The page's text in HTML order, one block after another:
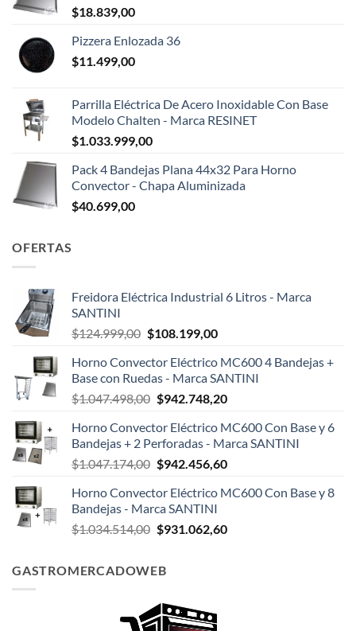
$18.839,00
Pizzera Enlozada 36
$11.499,00
Parrilla Eléctrica De Acero Inoxidable Con Base
Modelo Chalten - Marca RESINET
$1.033.999,00
Pack 4 Bandejas Plana 44x32 Para Horno
Convector - Chapa Aluminizada
$40.699,00
OFERTAS
Freidora Eléctrica Industrial 6 Litros - Marca
SANTINI
$124.999,00 El
original
era:
$124.999,00.
$108.199,00El
actual
es:
$108.199,00.
Horno Convector Eléctrico MC600 4 Bandejas +
Base con Ruedas - Marca SANTINI
$1.047.498,00 El
original
era:
$1.047.498,00.
$942.748,20El
actual
es:
$942.748,20.
Horno Convector Eléctrico MC600 Con Base y 6
Bandejas + 2 Perforadas - Marca SANTINI
$1.047.174,00 El
original
era:
$1.047.174,00.
$942.456,60El
actual
$942.456,60.
Horno Convector Eléctrico MC600 Con Base y 8
Bandejas - Marca SANTINI
$1.034.514,00 El
era:
$931.062,60El
GASTROMERCADOWEB